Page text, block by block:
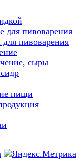
для пивоварения
пивоварения
сыры
пищи